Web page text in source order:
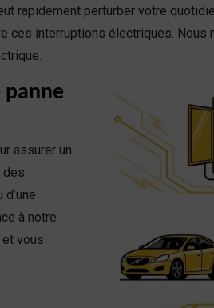
rapidement perturber votre
interruptions électriques.
assurer un
des
à notre
vous